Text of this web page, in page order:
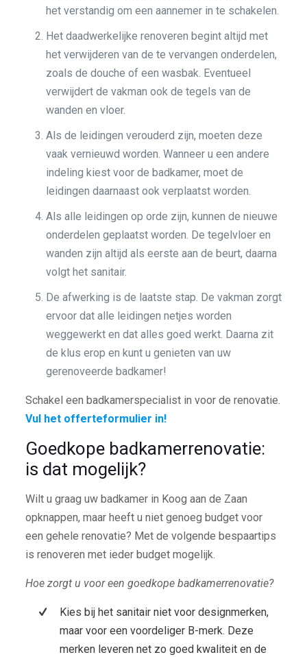
het verstandig om een aannemer in te schakelen.
Het daadwerkelijke renoveren begint altijd met
het verwijderen van de te vervangen onderdelen,
zoals de douche of een wasbak. Eventueel
verwijdert de vakman ook de tegels van de
wanden en vloer.
Als de leidingen verouderd zijn, moeten deze
vaak vernieuwd worden. Wanneer u een andere
indeling kiest voor de badkamer, moet de
leidingen daarnaast ook verplaatst worden.
Als alle leidingen op orde zijn, kunnen de nieuwe
onderdelen geplaatst worden. De tegelvloer en
wanden zijn altijd als eerste aan de beurt, daarna
volgt het sanitair.
De afwerking is de laatste stap. De vakman zorgt
ervoor dat alle leidingen netjes worden
weggewerkt en dat alles goed werkt. Daarna zit
de klus erop en kunt u genieten van uw
gerenoveerde badkamer!
Schakel een badkamerspecialist in voor de renovatie.
Vul het offerteformulier in!
Goedkope badkamerrenovatie:
is dat mogelijk?
Wilt u graag uw badkamer in Koog aan de Zaan
opknappen, maar heeft u niet genoeg budget voor
een gehele renovatie? Met de volgende bespaartips
is renoveren met ieder budget mogelijk.
Hoe zorgt u voor een goedkope badkamerrenovatie?
Kies bij het sanitair niet voor designmerken,
maar voor een voordeliger B-merk. Deze
merken leveren net zo goed kwaliteit en de